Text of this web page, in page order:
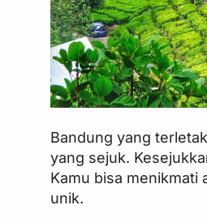
Bandung yang
yang sejuk.
Kamu bisa menikmati
unik.